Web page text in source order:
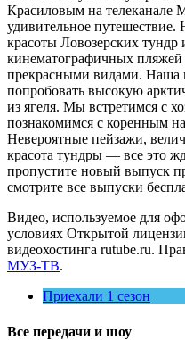
Красиловым на телеканале
удивительное путешествие.
красоты Ловозерских
кинематографичных пляжей
прекрасными видами. Наша
попробовать высокую
из ягеля. Мы встретимся с
познакомимся с коренным
Невероятные пейзажи,
красота тундры — все это
пропустите новый выпуск
смотрите все выпуски
Видео, используемое для
условиях Открытой
видеохостинга rutube.ru.
МУЗ-ТВ.
Приехали 1 сезон
Все передачи и шоу